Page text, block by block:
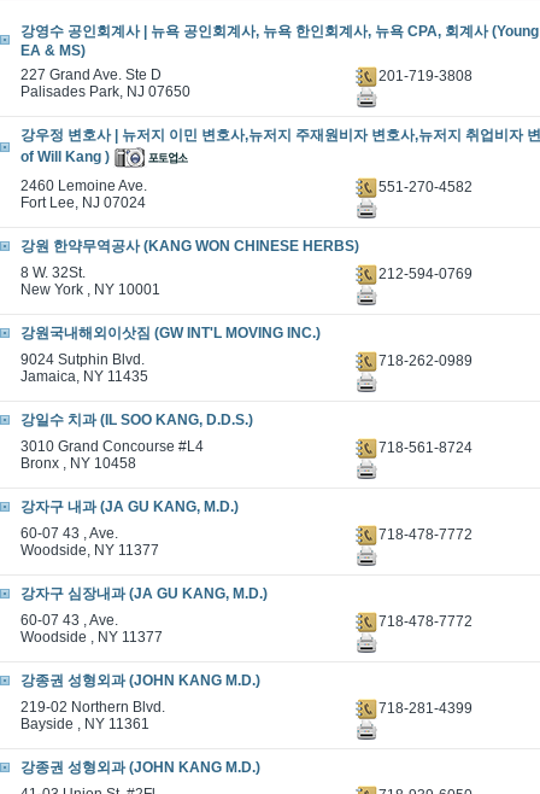
강영수 공인회계사 | 뉴욕 공인회계사, 뉴욕 한인회계사, 뉴욕 CPA, 회계사
EA & MS)
227 Grand Ave. Ste D
Palisades Park, NJ 07650
201-719-3808
강우정 변호사 | 뉴저지 이민 변호사,뉴저지 주재원비자 변호사,뉴저지 취업비자
of Will Kang )
2460 Lemoine Ave.
Fort Lee, NJ 07024
551-270-4582
강원 한약무역공사 (KANG WON CHINESE HERBS)
8 W. 32St.
New York , NY 10001
212-594-0769
강원국내해외이삿짐 (GW INT'L MOVING INC.)
9024 Sutphin Blvd.
Jamaica, NY 11435
718-262-0989
강일수 치과 (IL SOO KANG, D.D.S.)
3010 Grand Concourse #L4
Bronx , NY 10458
718-561-8724
강자구 내과 (JA GU KANG, M.D.)
60-07 43 , Ave.
Woodside, NY 11377
718-478-7772
강자구 심장내과 (JA GU KANG, M.D.)
60-07 43 , Ave.
Woodside , NY 11377
718-478-7772
강종권 성형외과 (JOHN KANG M.D.)
219-02 Northern Blvd.
Bayside , NY 11361
718-281-4399
강종권 성형외과 (JOHN KANG M.D.)